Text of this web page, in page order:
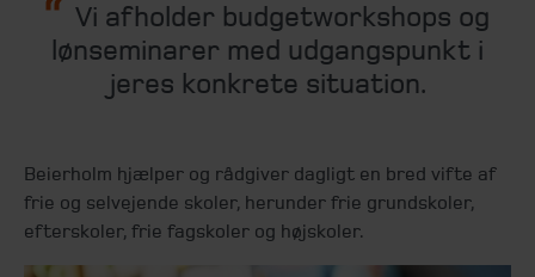
Vi afholder budgetworkshops og
lønseminarer med udgangspunkt i
jeres konkrete situation.
Beierholm hjælper og rådgiver dagligt en bred vifte af
frie og selvejende skoler, herunder frie grundskoler,
efterskoler, frie fagskoler og højskoler.